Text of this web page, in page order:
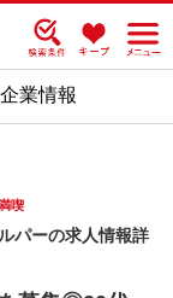
企業情報
喫
パーの求人情報詳